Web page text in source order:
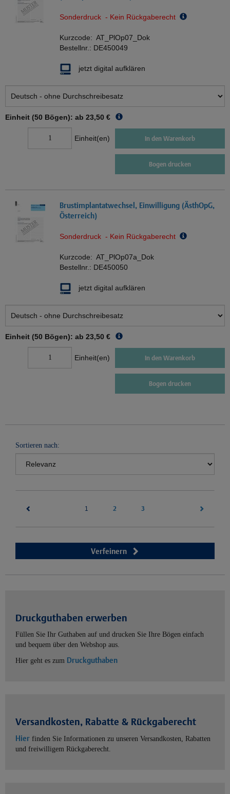
Sonderdruck - Kein Rückgaberecht
Kurzcode: AT_PlOp07_Dok
Bestellnr.: DE450049
jetzt digital aufklären
Einheit (50 Bögen): ab 23,50 €
Einheit(en) In den Warenkorb
Bogen drucken
Brustimplantatwechsel, Einwilligung (ÄsthOpG,
Österreich)
Sonderdruck - Kein Rückgaberecht
Kurzcode: AT_PlOp07a_Dok
Bestellnr.: DE450050
jetzt digital aufklären
Einheit (50 Bögen): ab 23,50 €
Einheit(en) In den Warenkorb
Bogen drucken
Sortieren nach:
1 2 3
Verfeinern
Druckguthaben erwerben
Füllen Sie Ihr Guthaben auf und drucken Sie Ihre Bögen einfach
und bequem über den Webshop aus.
Hier geht es zum Druckguthaben
Versandkosten, Rabatte & Rückgaberecht
Hier finden Sie Informationen zu unseren Versandkosten, Rabatten
und freiwilligem Rückgaberecht.